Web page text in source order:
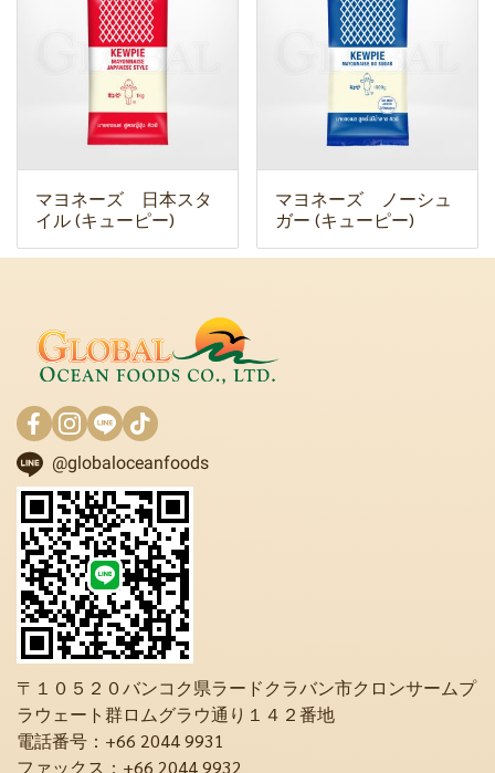
マヨネーズ 日本スタ
イル (キューピー)
マヨネーズ ノーシュ
ガー (キューピー)
@globaloceanfoods
〒１０５２０バンコク県ラードクラバン市クロンサームプ
ラウェート群ロムグラウ通り１４２番地
電話番号：+66 2044 9931
ファックス：+66 2044 9932